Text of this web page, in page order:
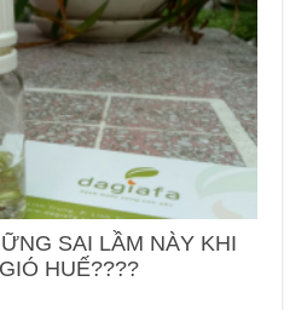
SAI LẦM NÀY KHI
HUẾ????